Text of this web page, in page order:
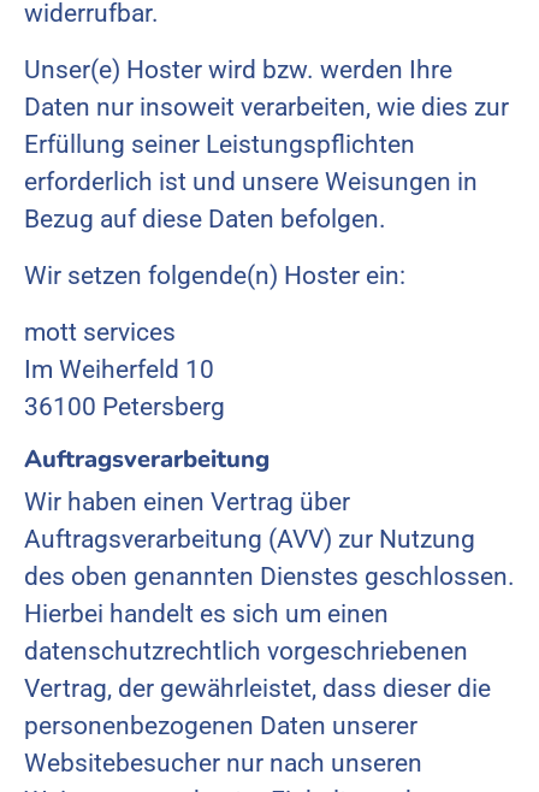
widerrufbar.
Unser(e) Hoster wird bzw. werden Ihre
Daten nur insoweit verarbeiten, wie dies zur
Erfüllung seiner Leistungspflichten
erforderlich ist und unsere Weisungen in
Bezug auf diese Daten befolgen.
Wir setzen folgende(n) Hoster ein:
mott services
Im Weiherfeld 10
36100 Petersberg
Auftragsverarbeitung
Wir haben einen Vertrag über
Auftragsverarbeitung (AVV) zur Nutzung
des oben genannten Dienstes geschlossen.
Hierbei handelt es sich um einen
datenschutzrechtlich vorgeschriebenen
Vertrag, der gewährleistet, dass dieser die
personenbezogenen Daten unserer
Websitebesucher nur nach unseren